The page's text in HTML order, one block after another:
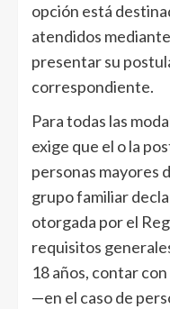
opción está
atendidos
presentar su
correspondiente.
Para todas las
exige que el o la
personas mayores
grupo familiar
otorgada por el
requisitos
18 años, contar
—en el caso de